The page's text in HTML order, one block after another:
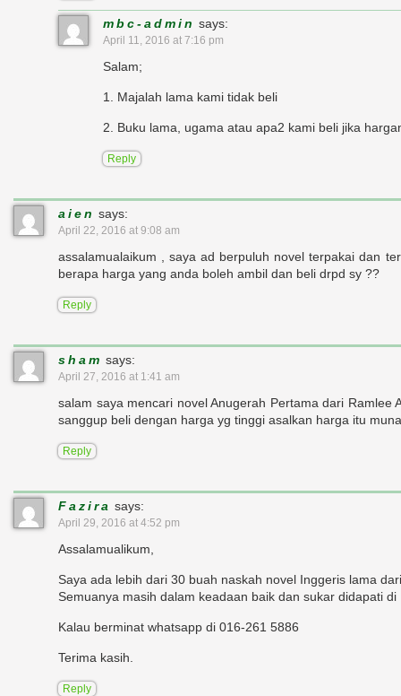
mbc-admin says:
April 11, 2016 at 7:16 pm
Salam;
1. Majalah lama kami tidak beli
2. Buku lama, ugama atau apa2 kami beli jika
Reply
aien says:
April 22, 2016 at 9:08 am
assalamualaikum , saya ad berpuluh novel terpakai dan
berapa harga yang anda boleh ambil dan beli drpd sy ??
Reply
sham says:
April 27, 2016 at 1:41 am
salam saya mencari novel Anugerah Pertama dari Ramlee
sanggup beli dengan harga yg tinggi asalkan harga itu
Reply
Fazira says:
April 29, 2016 at 4:52 pm
Assalamualikum,
Saya ada lebih dari 30 buah naskah novel Inggeris lama
Semuanya masih dalam keadaan baik dan sukar didapati di
Kalau berminat whatsapp di 016-261 5886
Terima kasih.
Reply